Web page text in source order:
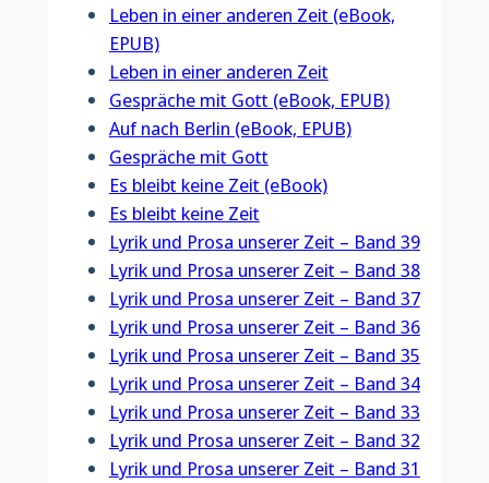
Leben in einer anderen Zeit (eBook,
EPUB)
Leben in einer anderen Zeit
Gespräche mit Gott (eBook, EPUB)
Auf nach Berlin (eBook, EPUB)
Gespräche mit Gott
Es bleibt keine Zeit (eBook)
Es bleibt keine Zeit
Lyrik und Prosa unserer Zeit – Band 39
Lyrik und Prosa unserer Zeit – Band 38
Lyrik und Prosa unserer Zeit – Band 37
Lyrik und Prosa unserer Zeit – Band 36
Lyrik und Prosa unserer Zeit – Band 35
Lyrik und Prosa unserer Zeit – Band 34
Lyrik und Prosa unserer Zeit – Band 33
Lyrik und Prosa unserer Zeit – Band 32
Lyrik und Prosa unserer Zeit – Band 31